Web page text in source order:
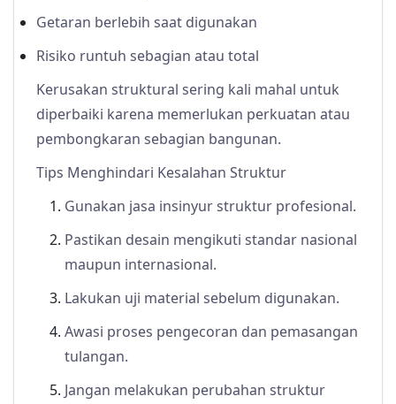
Getaran berlebih saat digunakan
Risiko runtuh sebagian atau total
Kerusakan struktural sering kali mahal untuk
diperbaiki karena memerlukan perkuatan atau
pembongkaran sebagian bangunan.
Tips Menghindari Kesalahan Struktur
Gunakan jasa insinyur struktur profesional.
Pastikan desain mengikuti standar nasional
maupun internasional.
Lakukan uji material sebelum digunakan.
Awasi proses pengecoran dan pemasangan
tulangan.
Jangan melakukan perubahan struktur